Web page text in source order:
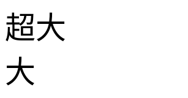
超大
大